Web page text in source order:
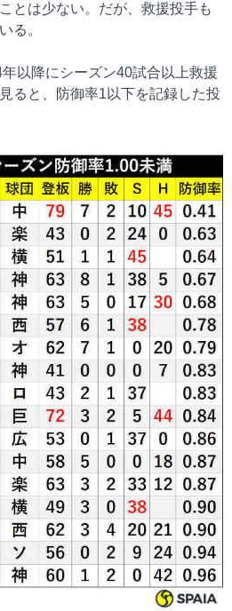
とは少ない。だが、救援投手も
る。
以降にシーズン40試合以上救援
ると、防御率1以下を記録した投